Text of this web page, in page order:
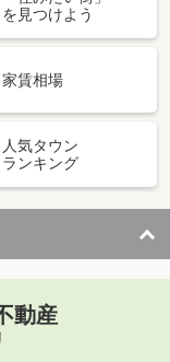
を見つけよう
家賃相場
人気タウン
ランキング
動産